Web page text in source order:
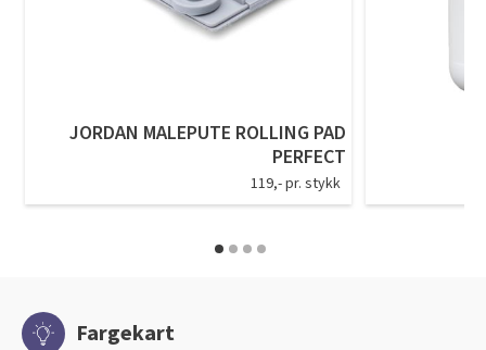
JORDAN MALEPUTE ROLLING PAD
PERFECT
119,- pr. stykk
Fargekart